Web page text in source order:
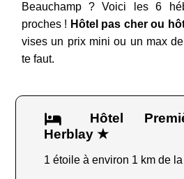
Beauchamp ? Voici les 6
proches ! Hôtel pas cher ou
vises un prix mini ou un max de
te faut.
Hôtel
Herblay ★
1 étoile à environ 1 km de